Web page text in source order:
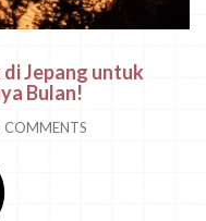
Jepang untuk
Bulan!
COMMENTS